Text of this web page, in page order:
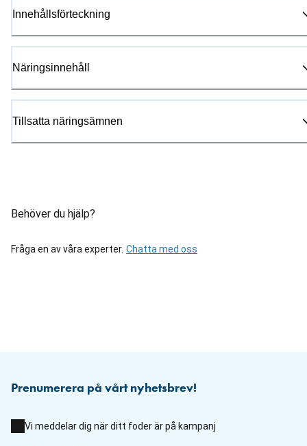
Innehållsförteckning
Näringsinnehåll
Tillsatta näringsämnen
Behöver du hjälp?
Fråga en av våra experter. Chatta med oss
Prenumerera på vårt nyhetsbrev!
Vi meddelar dig när ditt foder är på kampanj